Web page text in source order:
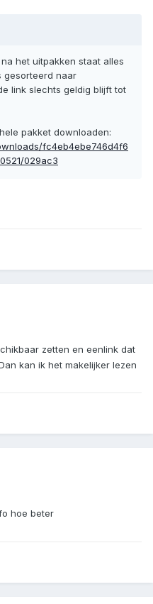
het uitpakken staat alles
gesorteerd naar
link slechts geldig blijft tot
pakket downloaden:
fc4eb4ebe746d4f6
029ac3
zetten en eenlink dat
kan ik het makelijker lezen
hoe beter